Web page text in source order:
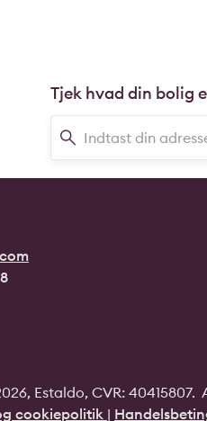
Tjek hvad din bolig
Estaldo, CVR:
cookiepolitik |